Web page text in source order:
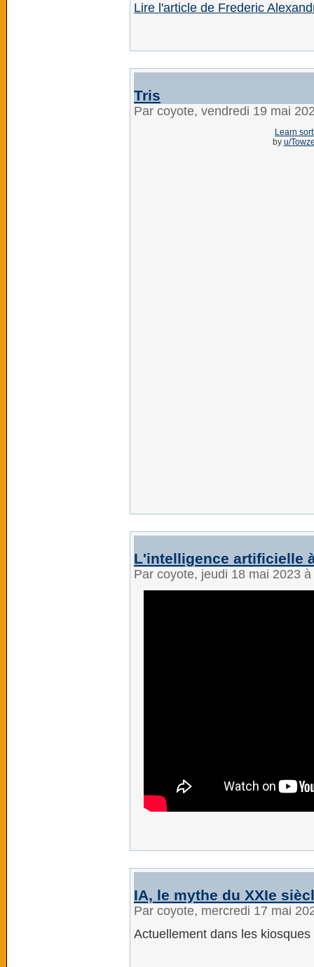
Lire l'article de Frederic
Tris
Par coyote, vendredi 19 mai
Learn
by u/
L'intelligence artificielle
Par coyote, jeudi 18 mai 2023
IA, le mythe du XXIe
Par coyote, mercredi 17 mai
Actuellement dans les kiosques